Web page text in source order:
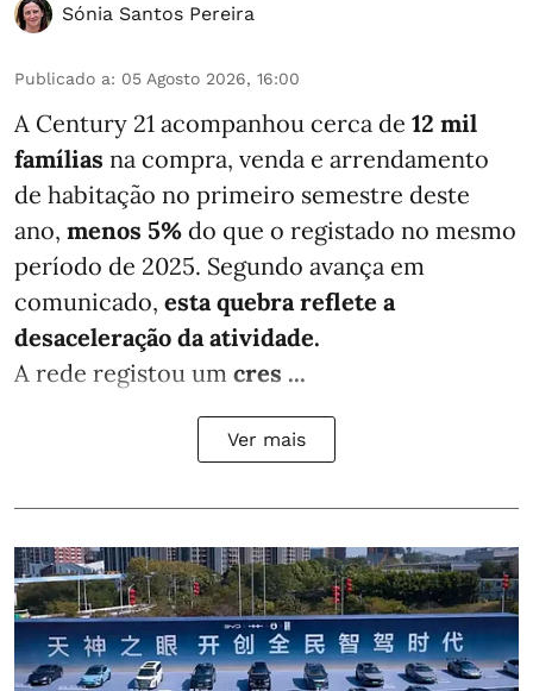
Sónia Santos Pereira
Publicado a: 05 Agosto 2026, 16:00
A Century 21 acompanhou cerca de 12 mil
famílias na compra, venda e arrendamento
de habitação no primeiro semestre deste
ano, menos 5% do que o registado no mesmo
período de 2025. Segundo avança em
comunicado, esta quebra reflete a
desaceleração da atividade.
A rede registou um cres ...
Ver mais